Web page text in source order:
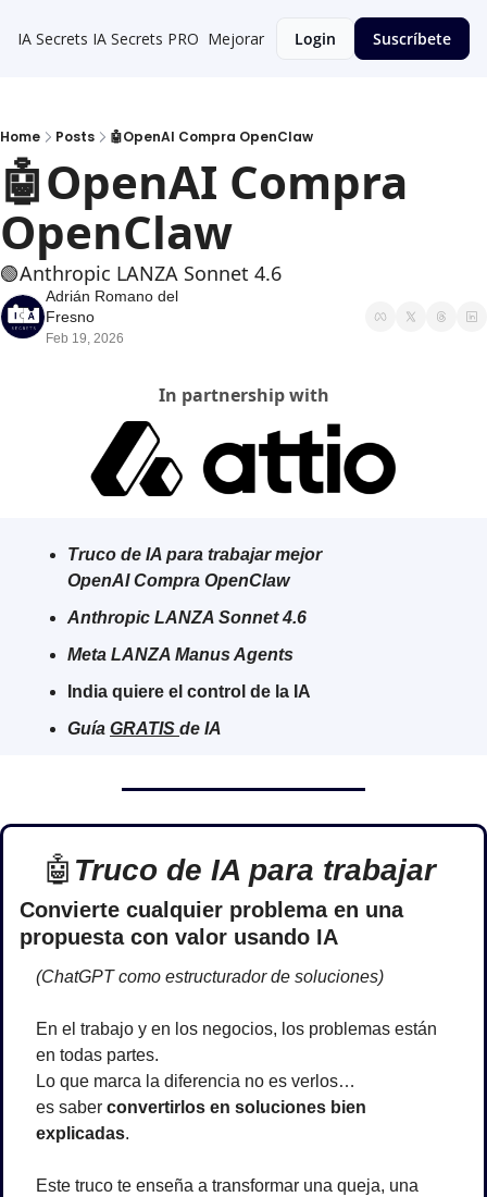
IA Secrets IA Secrets PRO Mejorar Login Suscríbete
Home Posts 🤖OpenAI Compra OpenClaw
🤖OpenAI Compra
OpenClaw
🟢Anthropic LANZA Sonnet 4.6
Adrián Romano del
Fresno
Feb 19, 2026
In partnership with
Truco de IA para trabajar mejor
OpenAI Compra OpenClaw
Anthropic LANZA Sonnet 4.6
Meta LANZA Manus Agents
India quiere el control de la IA
Guía GRATIS de IA
🤖 Truco de IA para trabajar
Convierte cualquier problema en una
propuesta con valor usando IA
(ChatGPT como estructurador de soluciones)
En el trabajo y en los negocios, los problemas están
en todas partes.
Lo que marca la diferencia no es verlos…
es saber convertirlos en soluciones bien
explicadas.
Este truco te enseña a transformar una queja, una